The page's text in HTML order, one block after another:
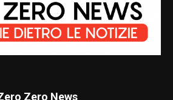
Zero News